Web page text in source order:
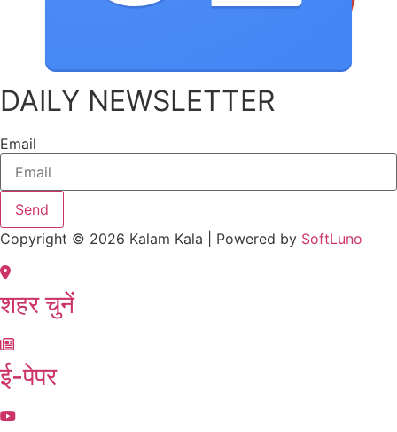
DAILY NEWSLETTER
Email
Send
Copyright © 2026 Kalam Kala | Powered by SoftLuno
शहर चुनें
ई-पेपर